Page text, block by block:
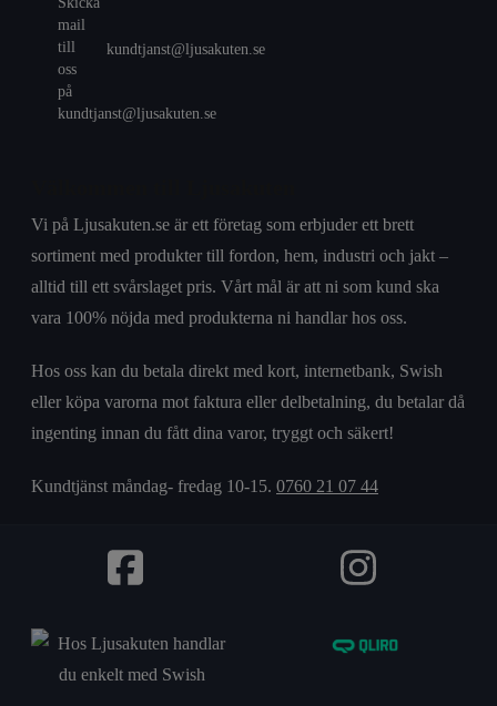
kundtjanst@ljusakuten.se
Vi på Ljusakuten.se är ett företag som erbjuder ett brett
sortiment med produkter till fordon, hem, industri och jakt –
alltid till ett svårslaget pris. Vårt mål är att ni som kund ska
vara 100% nöjda med produkterna ni handlar hos oss.
Hos oss kan du betala direkt med kort, internetbank, Swish
eller köpa varorna mot faktura eller delbetalning, du betalar då
ingenting innan du fått dina varor, tryggt och säkert!
Kundtjänst måndag- fredag 10-15. 0760 21 07 44